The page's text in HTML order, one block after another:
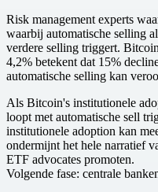
Risk management experts
waarbij automatische selling
verdere selling triggert.
4,2% betekent dat 15%
automatische selling kan
Als Bitcoin's institutionele
loopt met automatische sell
institutionele adoption kan
ondermijnt het hele narratief
ETF advocates promoten.
Volgende fase: centrale